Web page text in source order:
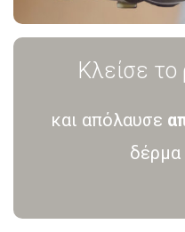
Κλείσε
και απόλαυσε
δέρμα